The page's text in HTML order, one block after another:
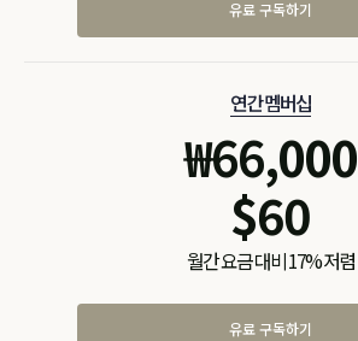
유료 구독하기
연간 멤버십
₩66,000
$60
월간 요금 대비 17% 저렴
유료 구독하기